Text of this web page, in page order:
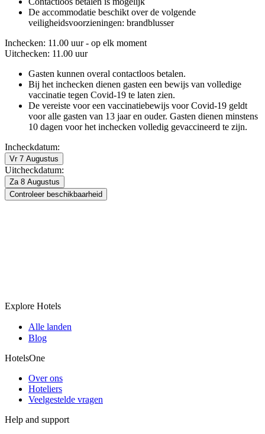
De accommodatie beschikt over de volgende
veiligheidsvoorzieningen: brandblusser
Inchecken: 11.00 uur - op elk moment
Uitchecken: 11.00 uur
Gasten kunnen overal contactloos betalen.
Bij het inchecken dienen gasten een bewijs van volledige
vaccinatie tegen Covid-19 te laten zien.
De vereiste voor een vaccinatiebewijs voor Covid-19 geldt
voor alle gasten van 13 jaar en ouder. Gasten dienen minstens
10 dagen voor het inchecken volledig gevaccineerd te zijn.
Incheckdatum:
Vr 7 Augustus
Uitcheckdatum:
Za 8 Augustus
Controleer beschikbaarheid
Explore Hotels
Alle landen
Blog
HotelsOne
Over ons
Hoteliers
Veelgestelde vragen
Help and support